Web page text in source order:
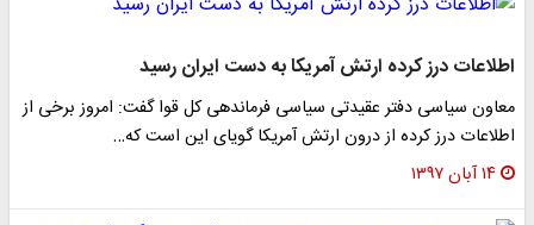
اطلاعات درز کرده ارتش آمریکا به دست ایران رسید
معاون سیاسی دفتر عقیدتی سیاسی فرماندهی کل قوا گفت: امروز برخی از
اطلاعات درز کرده از درون ارتش آمریکا گویای این است که…
۱۴ آبان ۱۳۹۷